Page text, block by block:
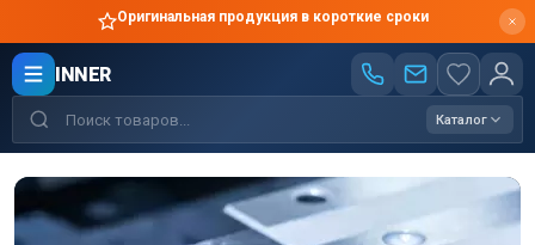
Оригинальная продукция в короткие сроки
INNER
Каталог